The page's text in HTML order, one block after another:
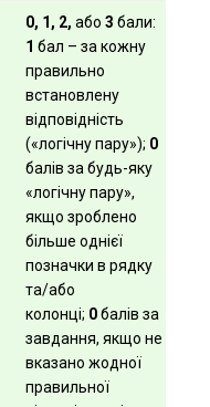
0, 1, 2, або 3 бали:
1 бал – за кожну
правильно
встановлену
відповідність
(«логічну пару»); 0
балів за будь-яку
«логічну пару»,
якщо зроблено
більше однієї
позначки в рядку
та/або
колонці; 0балів за
завдання, якщо не
вказано жодної
правильної